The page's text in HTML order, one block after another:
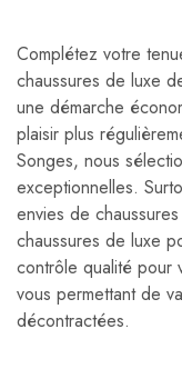
Complétez votre
chaussures de luxe
une démarche
plaisir plus
Songes, nous
exceptionnelles.
envies de
chaussures de luxe
contrôle qualité pour
vous permettant de
décontractées.